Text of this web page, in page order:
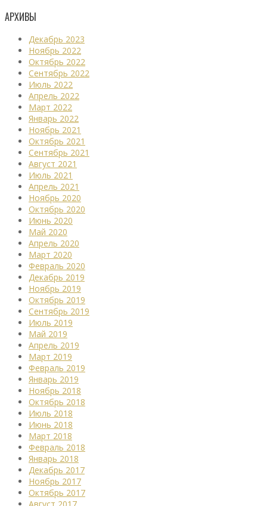
АРХИВЫ
Декабрь 2023
Ноябрь 2022
Октябрь 2022
Сентябрь 2022
Июль 2022
Апрель 2022
Март 2022
Январь 2022
Ноябрь 2021
Октябрь 2021
Сентябрь 2021
Август 2021
Июль 2021
Апрель 2021
Ноябрь 2020
Октябрь 2020
Июнь 2020
Май 2020
Апрель 2020
Март 2020
Февраль 2020
Декабрь 2019
Ноябрь 2019
Октябрь 2019
Сентябрь 2019
Июль 2019
Май 2019
Апрель 2019
Март 2019
Февраль 2019
Январь 2019
Ноябрь 2018
Октябрь 2018
Июль 2018
Июнь 2018
Март 2018
Февраль 2018
Январь 2018
Декабрь 2017
Ноябрь 2017
Октябрь 2017